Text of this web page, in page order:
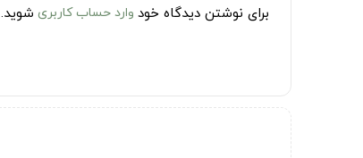
برای نوشتن دیدگاه خود وارد حساب کاربری شوید.